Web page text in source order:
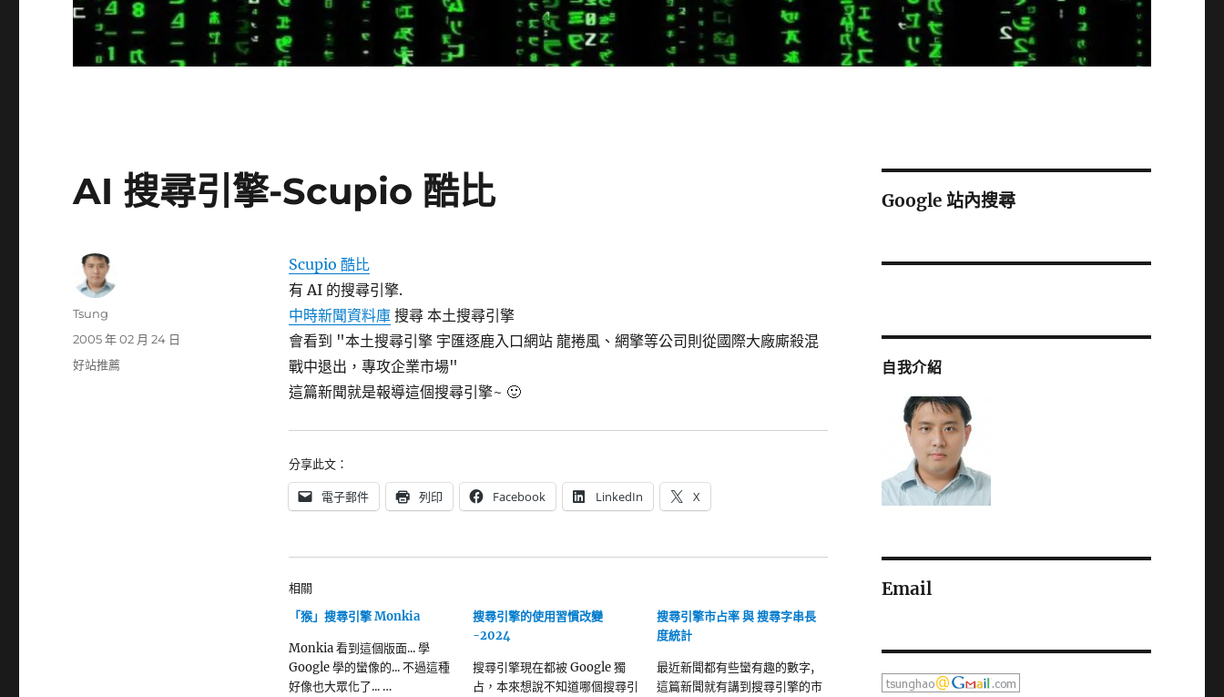
AI 搜尋引擎-Scupio 酷比
Scupio 酷比
有 AI 的搜尋引擎.
中時新聞資料庫搜尋 本土搜尋引擎
會看到 "本土搜尋引擎 宇匯逐鹿入口網站 龍捲風、網擎等公司則從國際大廠廝殺混
戰中退出，專攻企業市場"
這篇新聞就是報導這個搜尋引擎~ 🙂
分享此文：
電子郵件 列印 Facebook LinkedIn X
相關
「猴」搜尋引擎 Monkia
Monkia 看到這個版面... 學
Google 學的蠻像的... 不過這種
好像也大眾化了... …
搜尋引擎的使用習慣改變
-2024
搜尋引擎現在都被 Google 獨
占，本來想說不知道哪個搜尋引
搜尋引擎市占率 與 搜尋字串長
度統計
最近新聞都有些蠻有趣的數字,
這篇新聞就有講到搜尋引擎的市
作
Tsung
發
佈
2005 年 02 月 24 日
分
好站推薦
Google 站內搜尋
自我介紹
Email